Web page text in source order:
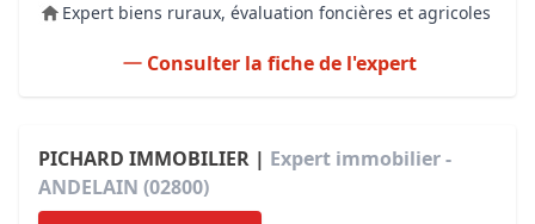
Expert biens ruraux, évaluation foncières et agricoles
Consulter la fiche de l'expert
PICHARD IMMOBILIER | Expert immobilier -
ANDELAIN (02800)